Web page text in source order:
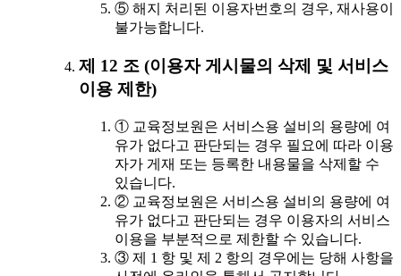
⑤ 해지 처리된 이용자번호의 경우, 재사용이
불가능합니다.
제 12 조 (이용자 게시물의 삭제 및 서비스
이용 제한)
① 교육정보원은 서비스용 설비의 용량에 여
유가 없다고 판단되는 경우 필요에 따라 이용
자가 게재 또는 등록한 내용물을 삭제할 수
있습니다.
② 교육정보원은 서비스용 설비의 용량에 여
유가 없다고 판단되는 경우 이용자의 서비스
이용을 부분적으로 제한할 수 있습니다.
③ 제 1 항 및 제 2 항의 경우에는 당해 사항을